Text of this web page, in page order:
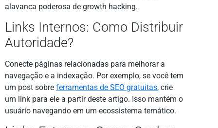
alavanca poderosa de growth hacking.
Links Internos: Como Distribuir
Autoridade?
Conecte páginas relacionadas para melhorar a
navegação e a indexação. Por exemplo, se você tem
um post sobre ferramentas de SEO gratuitas, crie
um link para ele a partir deste artigo. Isso mantém o
usuário navegando em um ecossistema temático.